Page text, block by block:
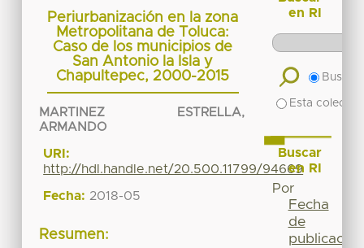
Periurbanización en la zona
Metropolitana de Toluca:
Caso de los municipios de
San Antonio la Isla y
Chapultepec, 2000-2015
MARTINEZ ESTRELLA,
ARMANDO
URI:
http://hdl.handle.net/20.500.11799/94669
Fecha: 2018-05
Resumen:
en RI
Buscar
Esta
Buscar
en RI
Por
Fecha
de
publicación